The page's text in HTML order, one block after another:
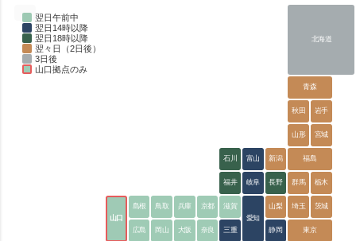
翌日午前中
翌日14時以降
翌日18時以降
翌々日（2日後）
3日後
山口拠点のみ
北海道
青森
秋田 岩手
山形 宮城
福島
新潟
群馬 栃木
埼玉 茨城
東京
山梨
石川
福井 長野
富山
岐阜
愛知
静岡
三重
山口
島根 鳥取
広島 岡山
兵庫 京都 滋賀
大阪 奈良